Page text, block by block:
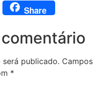
PrintFriendly
Share
será publicado. Campos
*